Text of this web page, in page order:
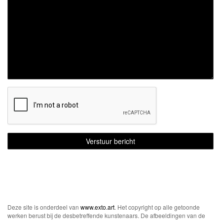
Deze site is onderdeel van www.exto.art. Het copyright op alle getoonde
werken berust bij de desbetreffende kunstenaars. De afbeeldingen van de